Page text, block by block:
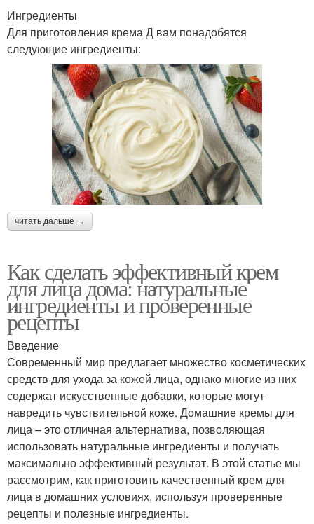
Ингредиенты
Для приготовления крема Д вам понадобятся
следующие ингредиенты:
читать дальше →
Как сделать эффективный крем
для лица дома: натуральные
ингредиенты и проверенные
рецепты
Введение
Современный мир предлагает множество косметических
средств для ухода за кожей лица, однако многие из них
содержат искусственные добавки, которые могут
навредить чувствительной коже. Домашние кремы для
лица – это отличная альтернатива, позволяющая
использовать натуральные ингредиенты и получать
максимально эффективный результат. В этой статье мы
рассмотрим, как приготовить качественный крем для
лица в домашних условиях, используя проверенные
рецепты и полезные ингредиенты.